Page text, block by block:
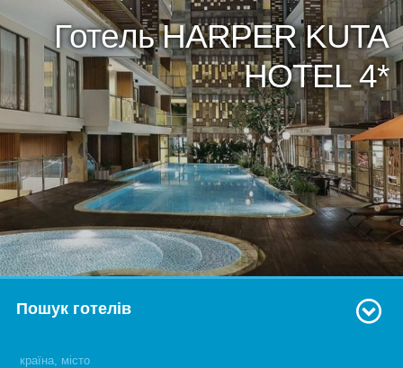
Готель HARPER KUTA
HOTEL 4*
Пошук готелів
країна, місто